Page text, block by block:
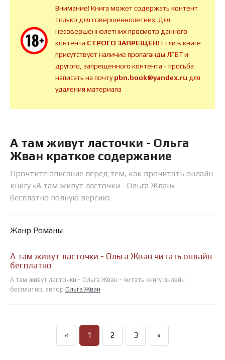
Внимание! Книга может содержать контент
только для совершеннолетних. Для
несовершеннолетних просмотр данного
контента СТРОГО ЗАПРЕЩЕН!Если в книге
присутствует наличие пропаганды ЛГБТ и
другого, запрещенного контента - просьба
написать на почтуpbn.book@yandex.ru для
удаления материала
А там живут ласточки - Ольга
Жван краткое содержание
Прочтите описание перед тем, как прочитать онлайн
книгу «А там живут ласточки - Ольга Жван»
бесплатно полную версию:
Жанр Романы
А там живут ласточки - Ольга Жван читать онлайн
бесплатно
А там живут ласточки - Ольга Жван - читать книгу онлайн
бесплатно, автор Ольга Жван
« 1 2 3 »